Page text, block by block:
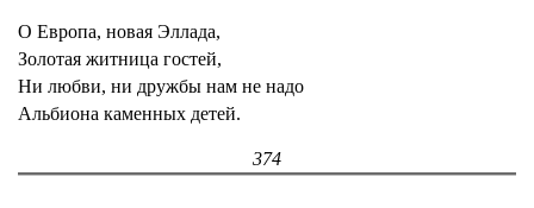
О Европа, новая Эллада,
Золотая житница гостей,
Ни любви, ни дружбы нам не надо
Альбиона каменных детей.
374